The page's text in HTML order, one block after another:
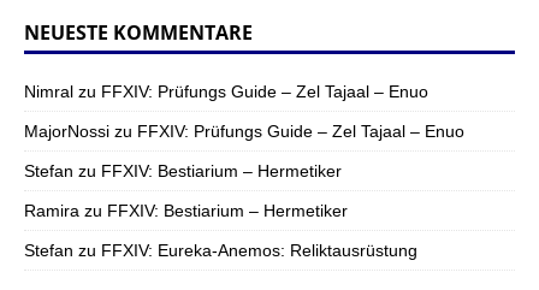
NEUESTE KOMMENTARE
Nimral zu FFXIV: Prüfungs Guide – Zel Tajaal – Enuo
MajorNossi zu FFXIV: Prüfungs Guide – Zel Tajaal – Enuo
Stefan zu FFXIV: Bestiarium – Hermetiker
Ramira zu FFXIV: Bestiarium – Hermetiker
Stefan zu FFXIV: Eureka-Anemos: Reliktausrüstung